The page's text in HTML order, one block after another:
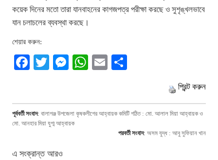
কয়েক দিনের মতো তারা যানবাহনের কাগজপত্র পরীক্ষা করছে ও সুশৃঙ্খলভাবে
যান চলাচলের ব্যবস্থা করছে।
শেয়ার করুন:
Facebook
TwitterMessenger
WhatsApp
Email
প্রিন্ট করুন
পূর্ববর্তী সংবাদ: বালাগঞ্জ উপজেলা কৃষকলীগের আহ্বায়ক কমিটি গঠিত : মো. আলাল মিয়া আহ্বায়ক ও
মো. আনহার মিয়া যুগ্ম আহ্বায়ক
পরবর্তী সংবাদ: অসম যুদ্ধ : আবু সুফিয়ান খান
এ সংক্রান্ত আরও